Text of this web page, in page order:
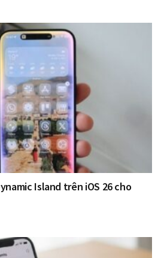
Island trên iOS 26 cho